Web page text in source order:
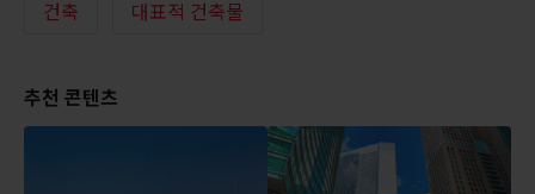
건축 대표적 건축물
추천 콘텐츠